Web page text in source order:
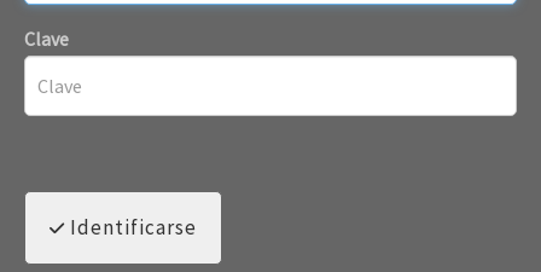
Clave
Identificarse